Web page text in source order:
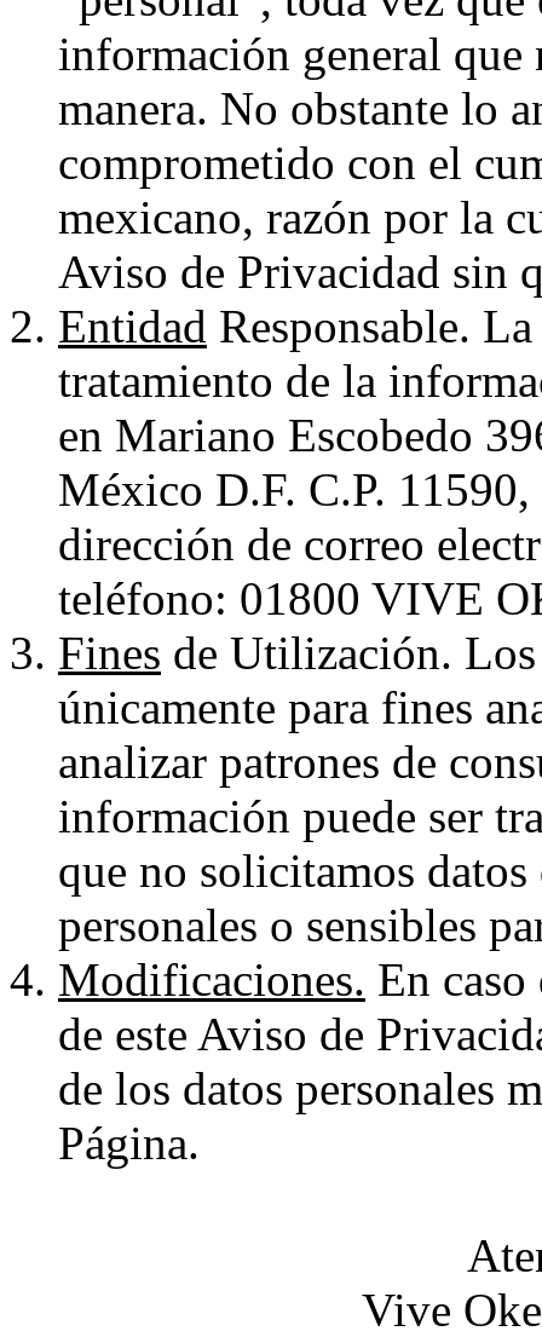
información general
manera. No obstante lo
comprometido con el
mexicano, razón por la
Aviso de Privacidad sin
Entidad Responsable.
tratamiento de la
en Mariano Escobedo
México D.F. C.P.
dirección de correo
teléfono: 01800 VIVE
Fines de Utilización.
únicamente para fines
analizar patrones de
información puede ser
que no solicitamos
personales o sensibles
Modificaciones. En
de este Aviso de
de los datos personales
Página.
Vive